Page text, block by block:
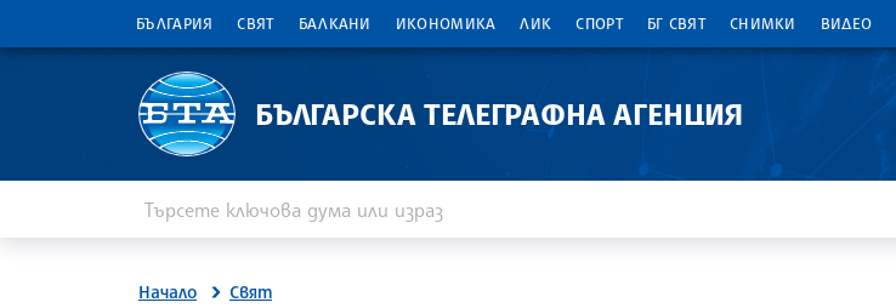
БЪЛГАРИЯ СВЯТ БАЛКАНИ ИКОНОМИКА ЛИК СПОРТ БГ СВЯТ СНИМКИ ВИДЕО
БЪЛГАРСКА ТЕЛЕГРАФНА АГЕНЦИЯ
Начало Свят